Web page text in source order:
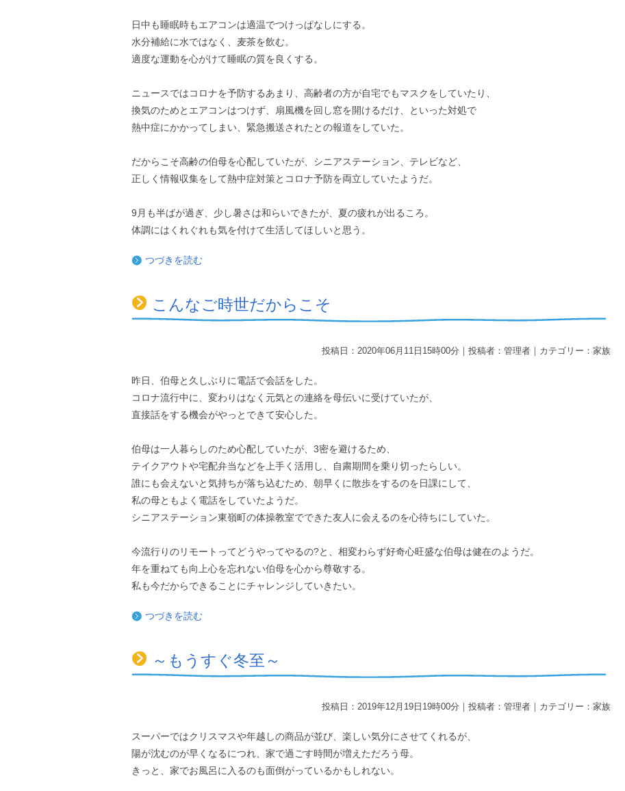
日中も睡眠時もエアコンは適温でつけっぱなしにする。
水分補給に水ではなく、麦茶を飲む。
適度な運動を心がけて睡眠の質を良くする。
ニュースではコロナを予防するあまり、高齢者の方が自宅でもマスクをしていたり、
換気のためとエアコンはつけず、扇風機を回し窓を開けるだけ、といった対処で
熱中症にかかってしまい、緊急搬送されたとの報道をしていた。
だからこそ高齢の伯母を心配していたが、シニアステーション、テレビなど、
正しく情報収集をして熱中症対策とコロナ予防を両立していたようだ。
9月も半ばが過ぎ、少し暑さは和らいできたが、夏の疲れが出るころ。
体調にはくれぐれも気を付けて生活してほしいと思う。
つづきを読む
こんなご時世だからこそ
投稿日：2020年06月11日15時00分｜投稿者：管理者｜カテゴリー：家族
昨日、伯母と久しぶりに電話で会話をした。
コロナ流行中に、変わりはなく元気との連絡を母伝いに受けていたが、
直接話をする機会がやっとできて安心した。
伯母は一人暮らしのため心配していたが、3密を避けるため、
テイクアウトや宅配弁当などを上手く活用し、自粛期間を乗り切ったらしい。
誰にも会えないと気持ちが落ち込むため、朝早くに散歩をするのを日課にして、
私の母ともよく電話をしていたようだ。
シニアステーション東嶺町の体操教室でできた友人に会えるのを心待ちにしていた。
今流行りのリモートってどうやってやるの?と、相変わらず好奇心旺盛な伯母は健在のようだ。
年を重ねても向上心を忘れない伯母を心から尊敬する。
私も今だからできることにチャレンジしていきたい。
つづきを読む
～もうすぐ冬至～
投稿日：2019年12月19日19時00分｜投稿者：管理者｜カテゴリー：家族
スーパーではクリスマスや年越しの商品が並び、楽しい気分にさせてくれるが、
陽が沈むのが早くなるにつれ、家で過ごす時間が増えただろう母。
きっと、家でお風呂に入るのも面倒がっているかもしれない。